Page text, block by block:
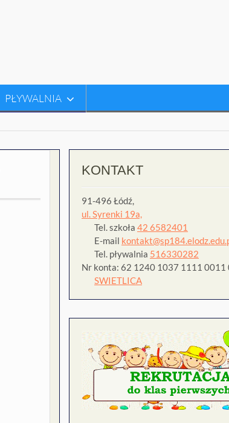
PŁYWALNIA
KONTAKT
91-496 Łódź,
ul. Syrenki 19a,
Tel. szkoła 42 6582401
E-mail
Tel. pływalnia 516330282
Nr konta: 62 1240 1037 1111 0011
SWIETLICA